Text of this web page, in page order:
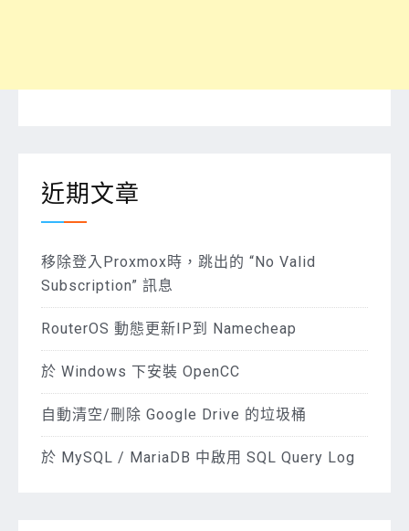
近期文章
移除登入Proxmox時，跳出的 “No Valid
Subscription” 訊息
RouterOS 動態更新IP到 Namecheap
於 Windows 下安裝 OpenCC
自動清空/刪除 Google Drive 的垃圾桶
於 MySQL / MariaDB 中啟用 SQL Query Log